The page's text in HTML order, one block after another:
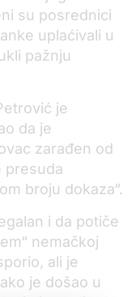
su posrednici
uplaćivali u
pažnju
je
da je
zarađen od
presuda
broju dokaza“.
i da potiče
nemačkoj
ali je
je došao u